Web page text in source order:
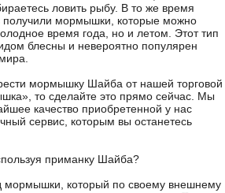
ловить рыбу. В то же время
получили мормышки, которые можно
время года, но и летом. Этот тип
блесны и невероятно популярен
мормышку Шайба от нашей торговой
то сделайте это прямо сейчас. Мы
качество приобретенной у нас
сервис, которым вы останетесь
приманку Шайба?
мормышки, который по своему внешнему